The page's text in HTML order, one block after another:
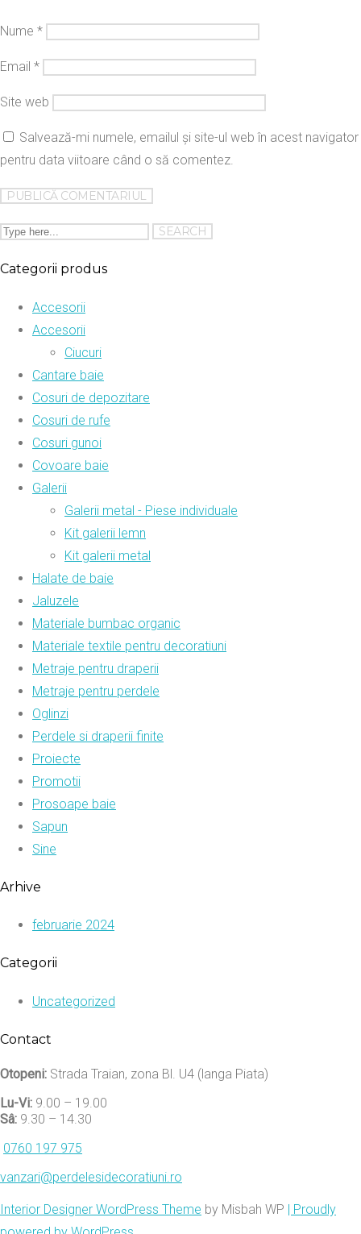
Nume *
Email *
Site web
Salvează-mi numele, emailul și site-ul web în acest navigator
pentru data viitoare când o să comentez.
Categorii produs
Accesorii
Accesorii
Ciucuri
Cantare baie
Cosuri de depozitare
Cosuri de rufe
Cosuri gunoi
Covoare baie
Galerii
Galerii metal - Piese individuale
Kit galerii lemn
Kit galerii metal
Halate de baie
Jaluzele
Materiale bumbac organic
Materiale textile pentru decoratiuni
Metraje pentru draperii
Metraje pentru perdele
Oglinzi
Perdele si draperii finite
Proiecte
Promotii
Prosoape baie
Sapun
Sine
Arhive
februarie 2024
Categorii
Uncategorized
Contact
Otopeni: Strada Traian, zona Bl. U4 (langa Piata)
Lu-Vi: 9.00 – 19.00
Sâ: 9.30 – 14.30
0760 197 975
vanzari@perdelesidecoratiuni.ro
Interior Designer WordPress Theme by Misbah WP
| Proudly